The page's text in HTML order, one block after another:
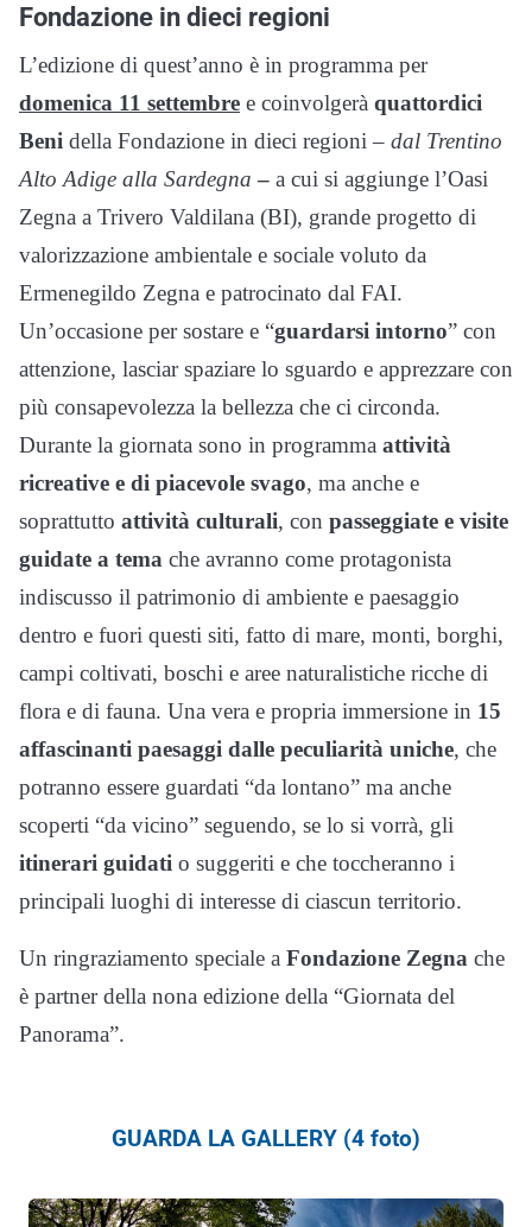
Fondazione in dieci regioni
L’edizione di quest’anno è in programma per
domenica 11 settembre e coinvolgerà quattordici
Beni della Fondazione in dieci regioni – dal Trentino
Alto Adige alla Sardegna– a cui si aggiunge l’Oasi
Zegna a Trivero Valdilana (BI), grande progetto di
valorizzazione ambientale e sociale voluto da
Ermenegildo Zegna e patrocinato dal FAI.
Un’occasione per sostare e “guardarsi intorno” con
attenzione, lasciar spaziare lo sguardo e apprezzare con
più consapevolezza la bellezza che ci circonda.
Durante la giornata sono in programma attività
ricreative e di piacevole svago, ma anche e
soprattutto attività culturali, con passeggiate e visite
guidate a tema che avranno come protagonista
indiscusso il patrimonio di ambiente e paesaggio
dentro e fuori questi siti, fatto di mare, monti, borghi,
campi coltivati, boschi e aree naturalistiche ricche di
flora e di fauna. Una vera e propria immersione in 15
affascinanti paesaggi dalle peculiarità uniche, che
potranno essere guardati “da lontano” ma anche
scoperti “da vicino” seguendo, se lo si vorrà, gli
itinerari guidati o suggeriti e che toccheranno i
principali luoghi di interesse di ciascun territorio.
Un ringraziamento speciale a Fondazione Zegna che
è partner della nona edizione della “Giornata del
Panorama”.
GUARDA LA GALLERY (4 foto)